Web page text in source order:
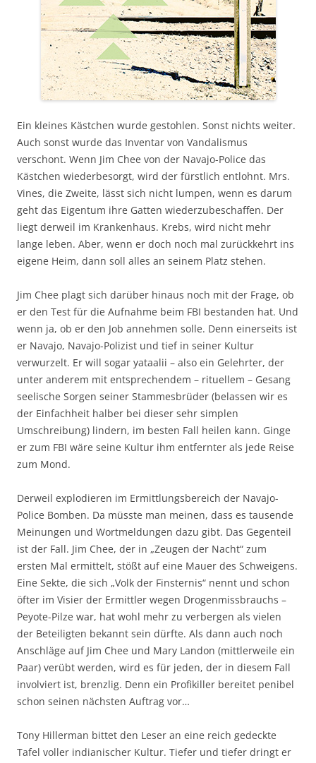
Ein kleines Kästchen wurde gestohlen. Sonst nichts weiter.
Auch sonst wurde das Inventar von Vandalismus
verschont. Wenn Jim Chee von der Navajo-Police das
Kästchen wiederbesorgt, wird der fürstlich entlohnt. Mrs.
Vines, die Zweite, lässt sich nicht lumpen, wenn es darum
geht das Eigentum ihre Gatten wiederzubeschaffen. Der
liegt derweil im Krankenhaus. Krebs, wird nicht mehr
lange leben. Aber, wenn er doch noch mal zurückkehrt ins
eigene Heim, dann soll alles an seinem Platz stehen.
Jim Chee plagt sich darüber hinaus noch mit der Frage, ob
er den Test für die Aufnahme beim FBI bestanden hat. Und
wenn ja, ob er den Job annehmen solle. Denn einerseits ist
er Navajo, Navajo-Polizist und tief in seiner Kultur
verwurzelt. Er will sogar yataalii – also ein Gelehrter, der
unter anderem mit entsprechendem – rituellem – Gesang
seelische Sorgen seiner Stammesbrüder (belassen wir es
der Einfachheit halber bei dieser sehr simplen
Umschreibung) lindern, im besten Fall heilen kann. Ginge
er zum FBI wäre seine Kultur ihm entfernter als jede Reise
zum Mond.
Derweil explodieren im Ermittlungsbereich der Navajo-
Police Bomben. Da müsste man meinen, dass es tausende
Meinungen und Wortmeldungen dazu gibt. Das Gegenteil
ist der Fall. Jim Chee, der in „Zeugen der Nacht“ zum
ersten Mal ermittelt, stößt auf eine Mauer des Schweigens.
Eine Sekte, die sich „Volk der Finsternis“ nennt und schon
öfter im Visier der Ermittler wegen Drogenmissbrauchs –
Peyote-Pilze war, hat wohl mehr zu verbergen als vielen
der Beteiligten bekannt sein dürfte. Als dann auch noch
Anschläge auf Jim Chee und Mary Landon (mittlerweile ein
Paar) verübt werden, wird es für jeden, der in diesem Fall
involviert ist, brenzlig. Denn ein Profikiller bereitet penibel
schon seinen nächsten Auftrag vor…
Tony Hillerman bittet den Leser an eine reich gedeckte
Tafel voller indianischer Kultur. Tiefer und tiefer dringt er